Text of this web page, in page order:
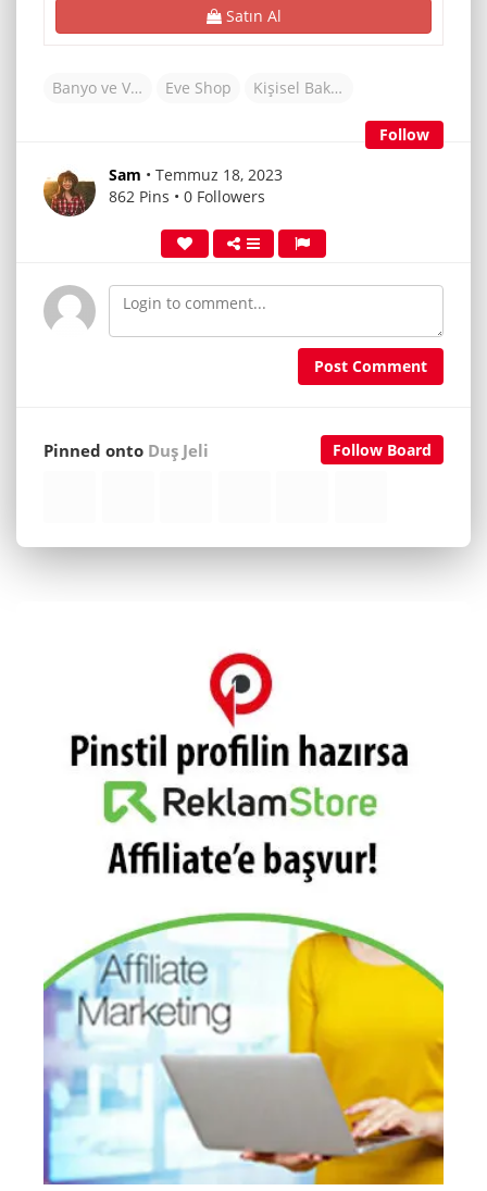
Satın Al
Banyo ve Vücut Eve Shop Kişisel Bakım
Follow
Sam • Temmuz 18, 2023
862 Pins • 0 Followers
Post Comment
Follow Board
Pinned onto Duş Jeli